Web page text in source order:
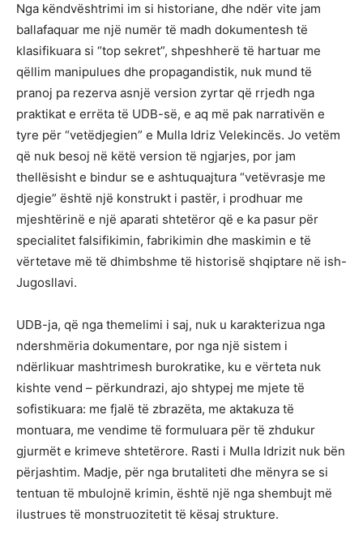
Nga këndvështrimi im si historiane, dhe ndër vite jam
ballafaquar me një numër të madh dokumentesh të
klasifikuara si “top sekret”, shpeshherë të hartuar me
qëllim manipulues dhe propagandistik, nuk mund të
pranoj pa rezerva asnjë version zyrtar që rrjedh nga
praktikat e errëta të UDB-së, e aq më pak narrativën e
tyre për “vetëdjegien” e Mulla Idriz Velekincës. Jo vetëm
që nuk besoj në këtë version të ngjarjes, por jam
thellësisht e bindur se e ashtuquajtura “vetëvrasje me
djegie” është një konstrukt i pastër, i prodhuar me
mjeshtërinë e një aparati shtetëror që e ka pasur për
specialitet falsifikimin, fabrikimin dhe maskimin e të
vërtetave më të dhimbshme të historisë shqiptare në ish-
Jugosllavi.
UDB-ja, që nga themelimi i saj, nuk u karakterizua nga
ndershmëria dokumentare, por nga një sistem i
ndërlikuar mashtrimesh burokratike, ku e vërteta nuk
kishte vend – përkundrazi, ajo shtypej me mjete të
sofistikuara: me fjalë të zbrazëta, me aktakuza të
montuara, me vendime të formuluara për të zhdukur
gjurmët e krimeve shtetërore. Rasti i Mulla Idrizit nuk bën
përjashtim. Madje, për nga brutaliteti dhe mënyra se si
tentuan të mbulojnë krimin, është një nga shembujt më
ilustrues të monstruozitetit të kësaj strukture.